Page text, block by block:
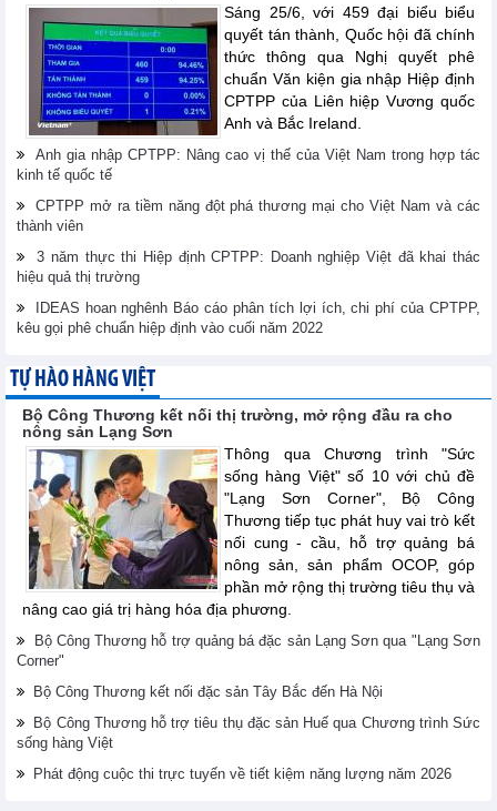
Sáng 25/6, với 459 đại biểu biểu
quyết tán thành, Quốc hội đã chính
thức thông qua Nghị quyết phê
chuẩn Văn kiện gia nhập Hiệp định
CPTPP của Liên hiệp Vương quốc
Anh và Bắc Ireland.
Anh gia nhập CPTPP: Nâng cao vị thế của Việt Nam trong hợp tác
kinh tế quốc tế
CPTPP mở ra tiềm năng đột phá thương mại cho Việt Nam và các
thành viên
3 năm thực thi Hiệp định CPTPP: Doanh nghiệp Việt đã khai thác
hiệu quả thị trường
IDEAS hoan nghênh Báo cáo phân tích lợi ích, chi phí của CPTPP,
kêu gọi phê chuẩn hiệp định vào cuối năm 2022
TỰ HÀO HÀNG VIỆT
Bộ Công Thương kết nối thị trường, mở rộng đầu ra cho
nông sản Lạng Sơn
Thông qua Chương trình "Sức
sống hàng Việt" số 10 với chủ đề
"Lạng Sơn Corner", Bộ Công
Thương tiếp tục phát huy vai trò kết
nối cung - cầu, hỗ trợ quảng bá
nông sản, sản phẩm OCOP, góp
phần mở rộng thị trường tiêu thụ và
nâng cao giá trị hàng hóa địa phương.
Bộ Công Thương hỗ trợ quảng bá đặc sản Lạng Sơn qua "Lạng Sơn
Corner"
Bộ Công Thương kết nối đặc sản Tây Bắc đến Hà Nội
Bộ Công Thương hỗ trợ tiêu thụ đặc sản Huế qua Chương trình Sức
sống hàng Việt
Phát động cuộc thi trực tuyến về tiết kiệm năng lượng năm 2026